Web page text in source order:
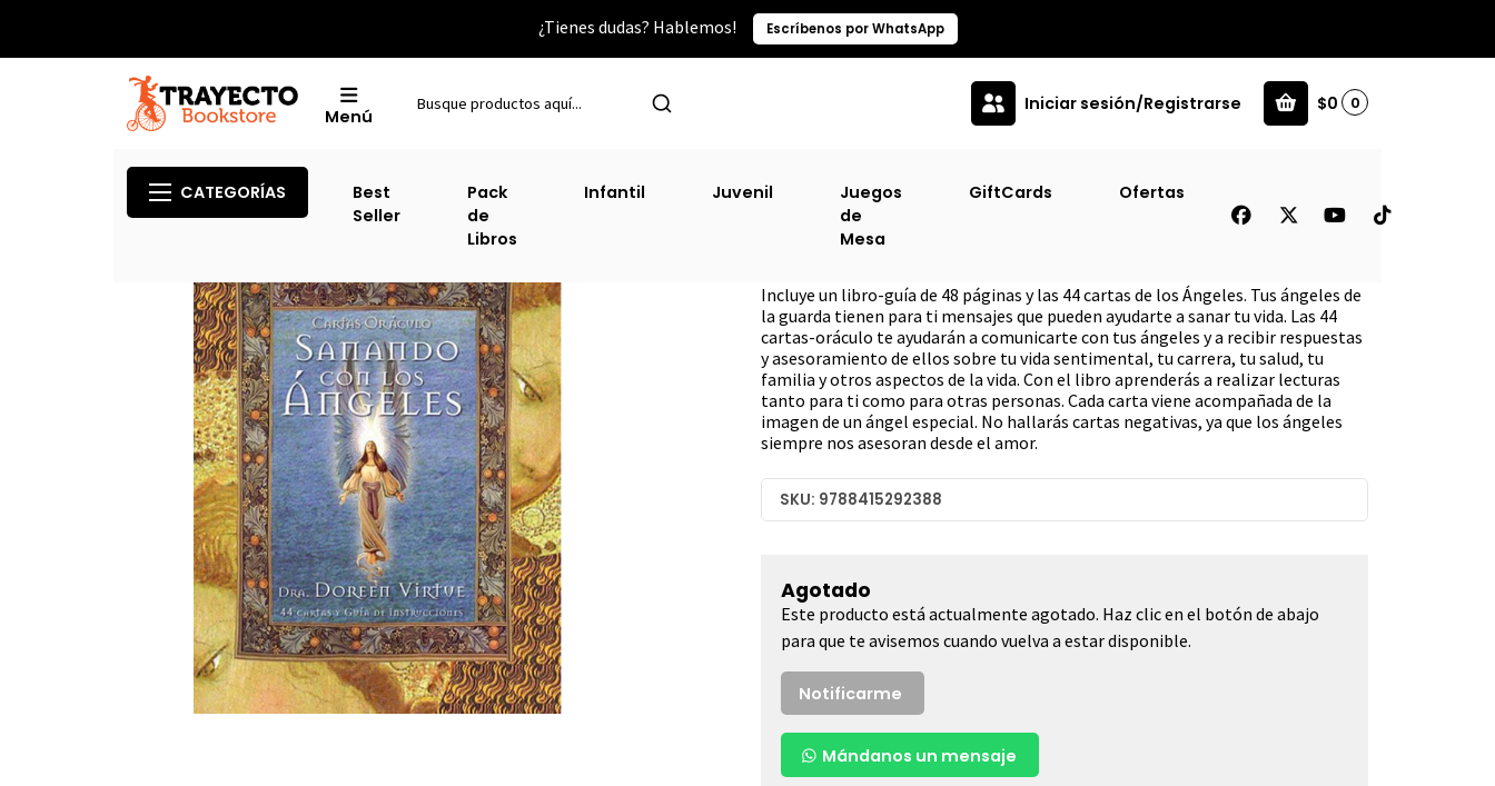
¿Tienes dudas? Hablemos! Escríbenos por WhatsApp
Menú
Iniciar sesión/Registrarse $0 0
CATEGORÍAS
Best
Seller
Pack
de
Libros
Infantil Juvenil
Juegos
de
Mesa
GiftCards Ofertas
Sanando Con Los ÁNgeles (Libro+cartas)
Incluye un libro-guía de 48 páginas y las 44 cartas de los Ángeles. Tus ángeles de
la guarda tienen para ti mensajes que pueden ayudarte a sanar tu vida. Las 44
cartas-oráculo te ayudarán a comunicarte con tus ángeles y a recibir respuestas
y asesoramiento de ellos sobre tu vida sentimental, tu carrera, tu salud, tu
familia y otros aspectos de la vida. Con el libro aprenderás a realizar lecturas
tanto para ti como para otras personas. Cada carta viene acompañada de la
imagen de un ángel especial. No hallarás cartas negativas, ya que los ángeles
siempre nos asesoran desde el amor.
SKU: 9788415292388
Agotado
Este producto está actualmente agotado. Haz clic en el botón de abajo
para que te avisemos cuando vuelva a estar disponible.
Notificarme
Mándanos un mensaje